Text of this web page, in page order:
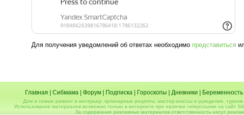
Для получения уведомлений об ответах необходимо представиться
Главная Сибмама| Форум| Подписка| Гороскопы Дневники Беременность|
Дом и семья: ремонт и интерьер, кулинарные рецепты, мастер-классы и рукоделие, туризм
Использование материалов возможно только в интернете при наличии гиперссылки на сайт
За содержание рекламных материалов ответственность несут